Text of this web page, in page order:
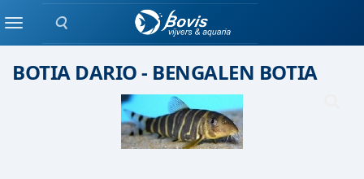
Zoeken
MenuGroepen vis
BOTIA DARIO - BENGALEN BOTIA